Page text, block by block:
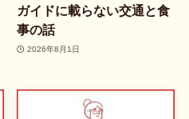
ガイドに載らない交通と食
事の話
2026年8月1日